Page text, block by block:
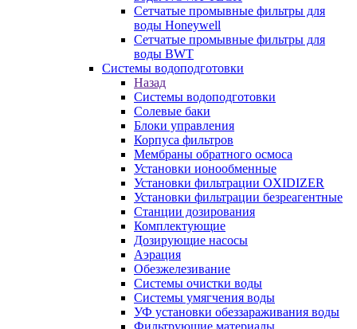
Сетчатые промывные фильтры для
воды Honeywell
Сетчатые промывные фильтры для
воды BWT
Системы водоподготовки
Назад
Системы водоподготовки
Солевые баки
Блоки управления
Корпуса фильтров
Мембраны обратного осмоса
Установки ионообменные
Установки фильтрации OXIDIZER
Установки фильтрации безреагентные
Станции дозирования
Комплектующие
Дозирующие насосы
Аэрация
Обезжелезивание
Системы очистки воды
Системы умягчения воды
УФ установки обеззараживания воды
Фильтрующие материалы